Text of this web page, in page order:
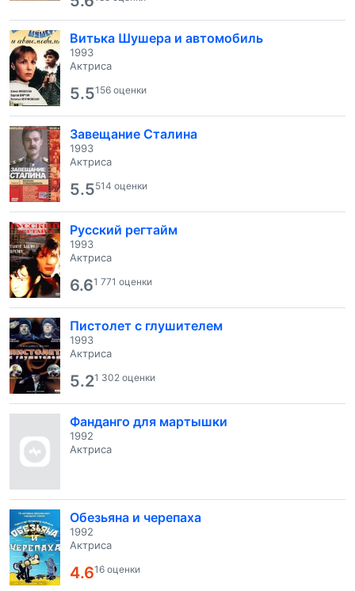
Витька Шушера и автомобиль
1993
Актриса
5.5156 оценки
Завещание Сталина
1993
Актриса
5.5514 оценки
Русский регтайм
1993
Актриса
6.61 771 оценки
Пистолет с глушителем
1993
Актриса
5.21 302 оценки
Фанданго для мартышки
1992
Актриса
Обезьяна и черепаха
1992
Актриса
4.616 оценки